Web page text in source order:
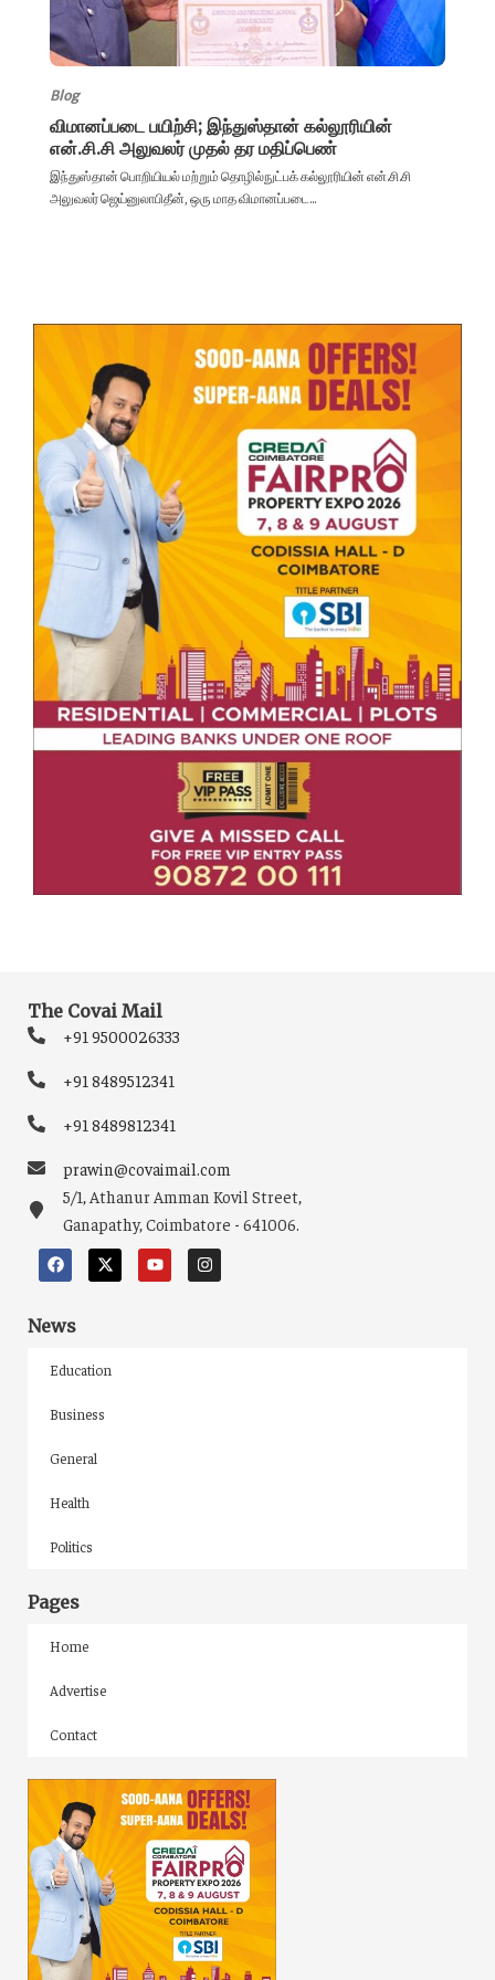
Blog
விமானப்படை பயிற்சி; இந்துஸ்தான் கல்லூரியின்
என்.சி.சி அலுவலர் முதல் தர மதிப்பெண்
இந்துஸ்தான் பொறியியல் மற்றும் தொழில்நுட்பக் கல்லூரியின் என்.சி.சி
அலுவலர் ஜெய்னுலாபிதீன், ஒரு மாத விமானப்படை...
The Covai Mail
+91 9500026333
+91 8489512341
+91 8489812341
prawin@covaimail.com
5/1, Athanur Amman Kovil Street,
Ganapathy, Coimbatore - 641006.
News
Education
Business
General
Health
Politics
Pages
Home
Advertise
Contact